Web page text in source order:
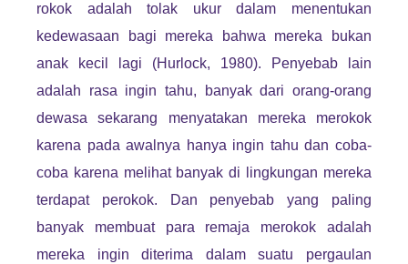
rokok adalah tolak ukur dalam menentukan
kedewasaan bagi mereka bahwa mereka bukan
anak kecil lagi (Hurlock, 1980). Penyebab lain
adalah rasa ingin tahu, banyak dari orang-orang
dewasa sekarang menyatakan mereka merokok
karena pada awalnya hanya ingin tahu dan coba-
coba karena melihat banyak di lingkungan mereka
terdapat perokok. Dan penyebab yang paling
banyak membuat para remaja merokok adalah
mereka ingin diterima dalam suatu pergaulan